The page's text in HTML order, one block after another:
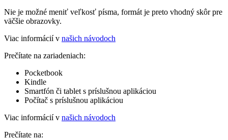
Nie je možné meniť veľkosť písma, formát je preto vhodný skôr pre
väčšie obrazovky.
Viac informácií v našich návodoch
Prečítate na zariadeniach:
Pocketbook
Kindle
Smartfón či tablet s príslušnou aplikáciou
Počítač s príslušnou aplikáciou
Viac informácií v našich návodoch
Prečítate na: